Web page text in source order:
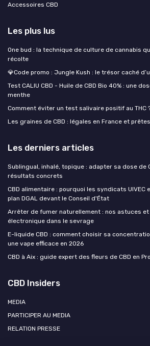
Accessoires CBD
Les plus lus
One bud : la technique de culture de cannabis
récolte
💎Code promo : Jungle Kush : le trésor caché
Test CALIU CBD - Huile de CBD Bio 40% : une
menthe
Comment éviter un test salivaire positif au THC
Les graines de CBD : légales en France et
Les derniers articles
Sublingual, inhalé, topique : adapter sa dose de
résultats concrets
CBD alimentaire : pourquoi les syndicats UIVEC
plan DGAL devant le Conseil d'État
Arrêter de fumer naturellement : nos astuces
électronique dans le sevrage
E-liquide CBD : comment choisir sa
une vape efficace en 2026
CBD à Aix : guide expert des fleurs de CBD en
CBD Insiders
MEDIA
PARTICIPER AU MEDIA
RELATION PRESSE